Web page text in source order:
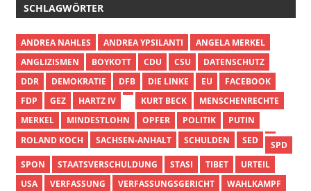
SCHLAGWÖRTER
ANDREA NAHLES ANDREA YPSILANTI
ANGELA MERKEL
ANGLIZISMEN
BOYKOTT CDU CSU
DATENSCHUTZ
DDR
DEMOKRATIE DFB DIE LINKE EU
FACEBOOK
FDP
GEZ HARTZ IV KURT BECK
MENSCHENRECHTE
MERKEL
MINDESTLOHN OPFER POLITIK
PUTIN
ROLAND KOCH
SACHSEN-ANHALT SCHULDEN SED
SPD
SPON
STAATSVERSCHULDUNG STASI TIBET
URTEIL
USA
VERFASSUNG VERFASSUNGSGERICHT
WAHLKAMPF